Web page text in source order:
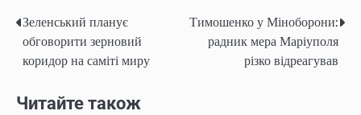
Post
navigation
Зеленський планує
обговорити зерновий
коридор на саміті миру
Тимошенко у Міноборони:
радник мера Маріуполя
різко відреагував
Читайте також